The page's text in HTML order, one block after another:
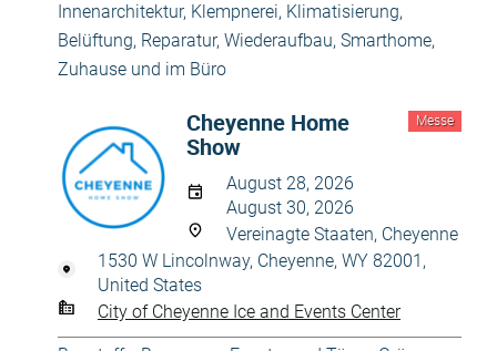
Innenarchitektur, Klempnerei, Klimatisierung,
Belüftung, Reparatur, Wiederaufbau, Smarthome,
Zuhause und im Büro
Messe
Cheyenne Home
Show
August 28, 2026
August 30, 2026
Vereinagte Staaten, Cheyenne
1530 W Lincolnway, Cheyenne, WY 82001,
United States
City of Cheyenne Ice and Events Center